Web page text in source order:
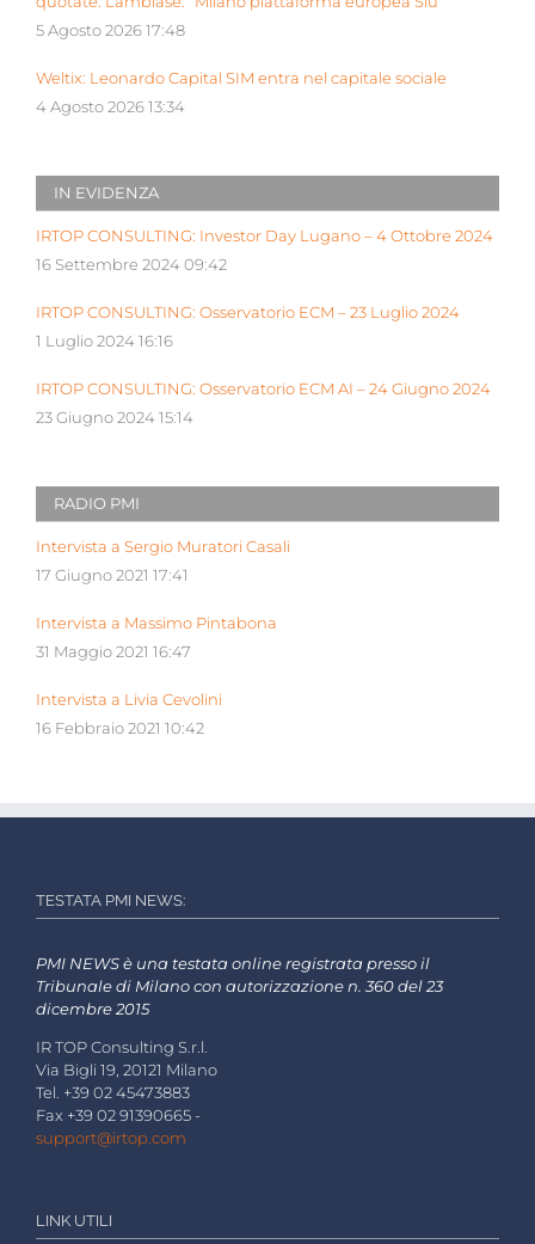
5 Agosto 2026 17:48
Weltix: Leonardo Capital SIM entra nel capitale sociale
4 Agosto 2026 13:34
IN EVIDENZA
IRTOP CONSULTING: Investor Day Lugano – 4 Ottobre 2024
16 Settembre 2024 09:42
IRTOP CONSULTING: Osservatorio ECM – 23 Luglio 2024
1 Luglio 2024 16:16
IRTOP CONSULTING: Osservatorio ECM AI – 24 Giugno 2024
23 Giugno 2024 15:14
RADIO PMI
Intervista a Sergio Muratori Casali
17 Giugno 2021 17:41
Intervista a Massimo Pintabona
31 Maggio 2021 16:47
Intervista a Livia Cevolini
16 Febbraio 2021 10:42
TESTATA PMI NEWS:
PMI NEWS è una testata online registrata presso il
Tribunale di Milano con autorizzazione n. 360 del 23
dicembre 2015
IR TOP Consulting S.r.l.
Via Bigli 19, 20121 Milano
Tel. +39 02 45473883
Fax +39 02 91390665 -
support@irtop.com
LINK UTILI